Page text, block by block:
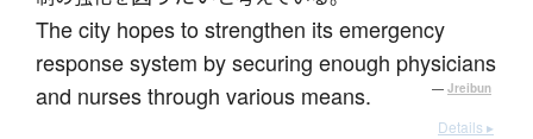
The city hopes to strengthen its emergency
response system by securing enough physicians
and nurses through various means.
— Jreibun
Details ▸